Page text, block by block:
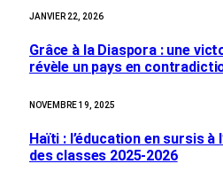
JANVIER 22, 2026
Grâce à la Diaspora : une
révèle un pays en
NOVEMBRE 19, 2025
Haïti : l’éducation en sursis à
des classes 2025-2026